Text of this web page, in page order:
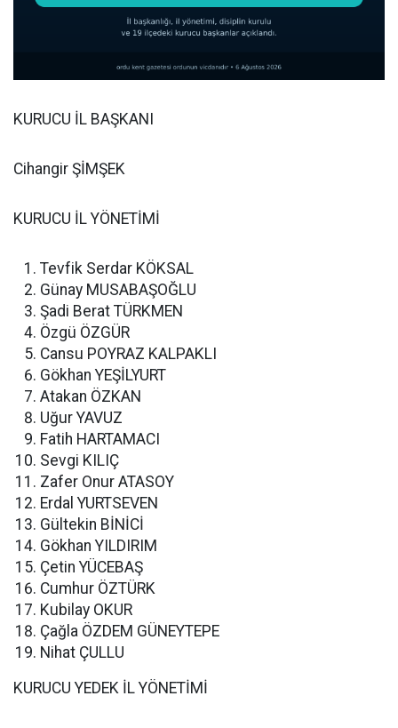
KURUCU İL BAŞKANI
Cihangir ŞİMŞEK
KURUCU İL YÖNETİMİ
Tevfik Serdar KÖKSAL
Günay MUSABAŞOĞLU
Şadi Berat TÜRKMEN
Özgü ÖZGÜR
Cansu POYRAZ KALPAKLI
Gökhan YEŞİLYURT
Atakan ÖZKAN
Uğur YAVUZ
Fatih HARTAMACI
Sevgi KILIÇ
Zafer Onur ATASOY
Erdal YURTSEVEN
Gültekin BİNİCİ
Gökhan YILDIRIM
Çetin YÜCEBAŞ
Cumhur ÖZTÜRK
Kubilay OKUR
Çağla ÖZDEM GÜNEYTEPE
Nihat ÇULLU
KURUCU YEDEK İL YÖNETİMİ